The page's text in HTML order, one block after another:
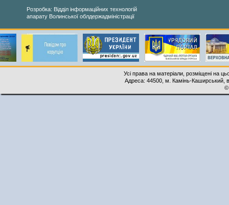
Розробка: Відділ інформаційних технологій
апарату Волинської облдержадміністрації
Усі права на матеріали, розміщені на
Адреса: 44500, м. Камінь-Каширський,
©